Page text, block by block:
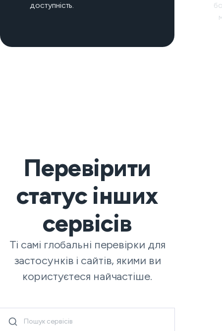
доступність.
Перевірити
статус інших
сервісів
Ті самі глобальні перевірки для
застосунків і сайтів, якими ви
користуєтеся найчастіше.